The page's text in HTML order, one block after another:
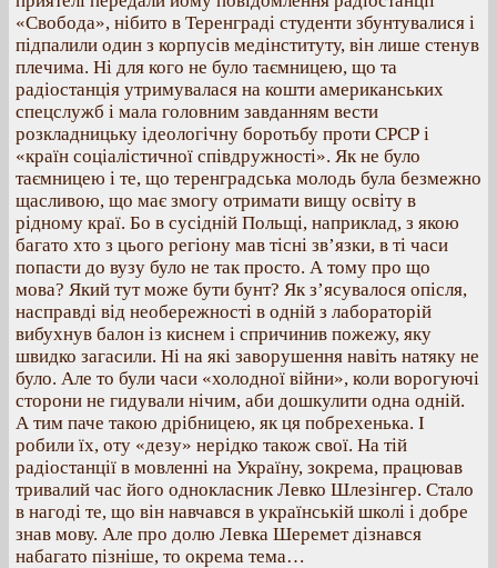
«Свобода», нібито в Теренграді студенти збунтувалися і
підпалили один з корпусів медінституту, він лише стенув
плечима. Ні для кого не було таємницею, що та
радіостанція утримувалася на кошти американських
спецслужб і мала головним завданням вести
розкладницьку ідеологічну боротьбу проти СРСР і
«країн соціалістичної співдружності». Як не було
таємницею і те, що теренградська молодь була безмежно
щасливою, що має змогу отримати вищу освіту в
рідному краї. Бо в сусідній Польщі, наприклад, з якою
багато хто з цього регіону мав тісні зв’язки, в ті часи
попасти до вузу було не так просто. А тому про що
мова? Який тут може бути бунт? Як з’ясувалося опісля,
насправді від необережності в одній з лабораторій
вибухнув балон із киснем і спричинив пожежу, яку
швидко загасили. Ні на які заворушення навіть натяку не
було. Але то були часи «холодної війни», коли ворогуючі
сторони не гидували нічим, аби дошкулити одна одній.
А тим паче такою дрібницею, як ця побрехенька. І
робили їх, оту «дезу» нерідко також свої. На тій
радіостанції в мовленні на Україну, зокрема, працював
тривалий час його однокласник Левко Шлезінгер. Стало
в нагоді те, що він навчався в українській школі і добре
знав мову. Але про долю Левка Шеремет дізнався
набагато пізніше, то окрема тема…